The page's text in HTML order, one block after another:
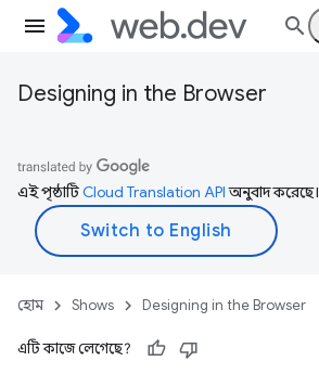
Designing in the Browser
এই পৃষ্ঠাটিCloud Translation APIঅনুবাদ করেছে।
হোম Shows Designing in the Browser
এটি কাজে লেগেছে?